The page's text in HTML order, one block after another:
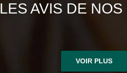
LES AVIS DE
VOIR PLUS